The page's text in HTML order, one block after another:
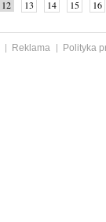
12 13 14 15 16
Reklama
Polityka